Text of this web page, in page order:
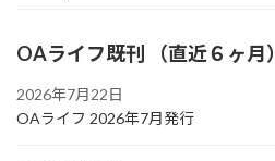
OAライフ既刊 （直近６ヶ月）
2026年7月22日
OAライフ 2026年7月発行